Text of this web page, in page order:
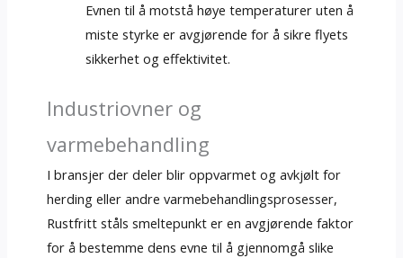
Evnen til å motstå høye temperaturer uten å
miste styrke er avgjørende for å sikre flyets
sikkerhet og effektivitet.
Industriovner og
varmebehandling
I bransjer der deler blir oppvarmet og avkjølt for
herding eller andre varmebehandlingsprosesser,
Rustfritt ståls smeltepunkt er en avgjørende faktor
for å bestemme dens evne til å gjennomgå slike